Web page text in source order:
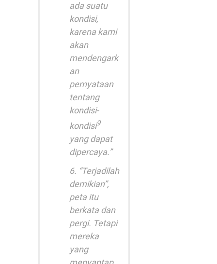
ada suatu
kondisi,
karena kami
akan
mendengark
an
pernyataan
tentang
kondisi-
kondisi9
yang dapat
dipercaya.”
6. “Terjadilah
demikian”,
peta itu
berkata dan
pergi. Tetapi
mereka
yang